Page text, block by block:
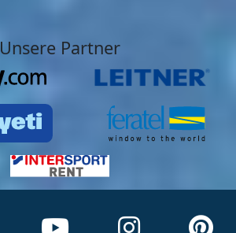
Unsere Partner